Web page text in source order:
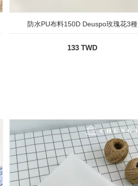
防水PU布料150D Deuspo玫瑰花3種
133 TWD